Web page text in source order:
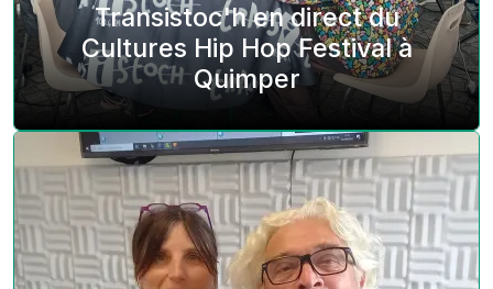
Transistoc'h en direct du
Cultures Hip Hop Festival à
Quimper